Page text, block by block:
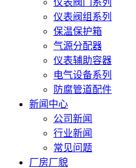
仪表阀组系列
保温保护箱
气源分配器
仪表辅助容器
电气设备系列
防腐管道配件
新闻中心
公司新闻
行业新闻
常见问题
厂房厂貌